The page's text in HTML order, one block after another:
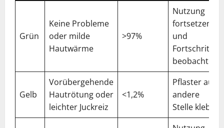
Grün
Keine Probleme
oder milde
Hautwärme
>97%
Nutzung
fortsetzen
und
Fortschritt
beobachten
Gelb
Vorübergehende
Hautrötung oder
leichter Juckreiz
<1,2%
Pflaster auf
andere
Stelle kleben